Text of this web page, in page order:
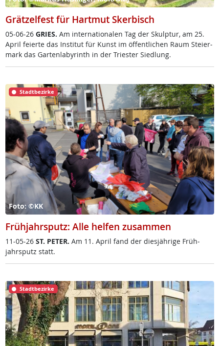
Grätzelfest für Hartmut Skerbisch
05-06-26 GRIES. Am in­ter­na­tio­na­len Tag der Skulp­tur, am 25.
April fei­er­te das In­sti­tut für Kunst im öf­f­ent­li­chen Raum Stei­er­
mark das Gar­ten­la­byrinth in der Tri­es­ter Sied­lung.
Stadtbezirke
Foto: ©KK
Frühjahrsputz: Alle helfen zusammen
11-05-26 ST. PE­TER. Am 11. April fand der dies­jäh­ri­ge Früh­
jahrs­putz statt.
Stadtbezirke